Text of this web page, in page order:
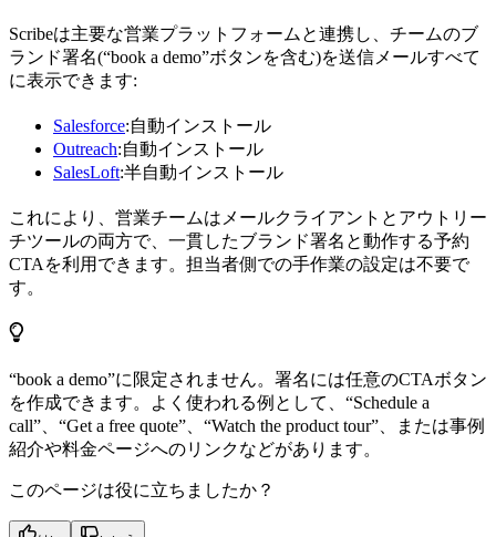
Scribeは主要な営業プラットフォームと連携し、チームのブ
ランド署名(“book a demo”ボタンを含む)を送信メールすべて
に表示できます:
Salesforce:自動インストール
Outreach:自動インストール
SalesLoft:半自動インストール
これにより、営業チームはメールクライアントとアウトリー
チツールの両方で、一貫したブランド署名と動作する予約
CTAを利用できます。担当者側での手作業の設定は不要で
す。
“book a demo”に限定されません。署名には任意のCTAボタン
を作成できます。よく使われる例として、“Schedule a
call”、“Get a free quote”、“Watch the product tour”、または事例
紹介や料金ページへのリンクなどがあります。
このページは役に立ちましたか？